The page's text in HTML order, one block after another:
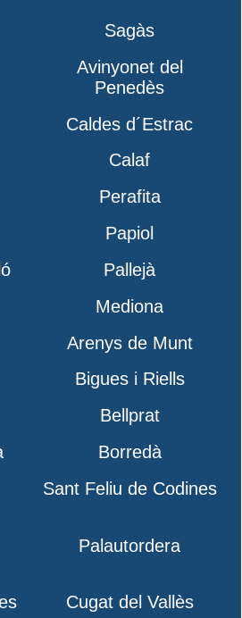
Sagàs
Avinyonet del
Penedès
Caldes d´Estrac
Calaf
Perafita
Papiol
Pallejà
Mediona
Arenys de Munt
Bigues i Riells
Bellprat
Borredà
Sant Feliu de Codines
Palautordera
Cugat del Vallès